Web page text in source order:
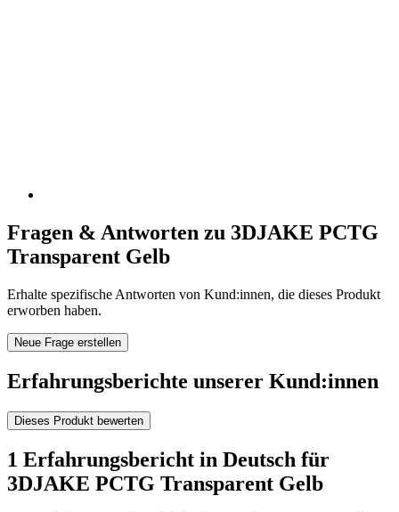
Fragen & Antworten zu 3DJAKE PCTG
Transparent Gelb
Erhalte spezifische Antworten von Kund:innen, die dieses Produkt
erworben haben.
Neue Frage erstellen
Erfahrungsberichte unserer Kund:innen
Dieses Produkt bewerten
1 Erfahrungsbericht in Deutsch für
3DJAKE PCTG Transparent Gelb